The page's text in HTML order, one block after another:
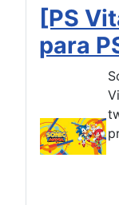
[PS
para